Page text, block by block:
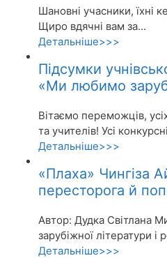
Шановні учасники, їхні
Щиро вдячні вам за...
Детальніше>>>
Підсумки
«Ми любимо
Вітаємо переможців,
та учителів! Усі
Детальніше>>>
«Плаха» Чингіза
пересторога й
Автор: Дудка Світлана
зарубіжної літератури і
Детальніше>>>